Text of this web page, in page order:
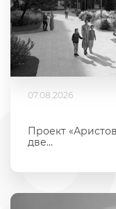
07.08.2026
Проект
две...